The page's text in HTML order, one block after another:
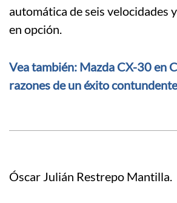
automática de seis velocidades
en opción.
Vea también: Mazda CX-30 en
razones de un éxito contundente
Óscar Julián Restrepo Mantilla.